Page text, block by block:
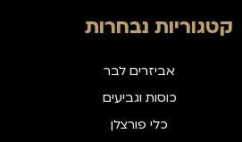
קטגוריות נבחרות
אביזרים לבר
כוסות וגביעים
כלי פורצלן